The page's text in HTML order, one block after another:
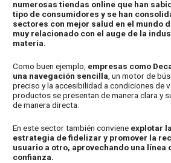
numerosas tiendas online que han
tipo de consumidores y se han
sectores con mejor salud en el mundo
muy relacionado con el auge de la
materia.
Como buen ejemplo, empresas como
una navegación sencilla, un motor de
preciso y la accesibilidad a condiciones de
productos se presentan de manera clara y
de manera directa.
En este sector también conviene explotar
estrategia de fidelizar y promover la
usuario a otro, aprovechando una línea
confianza.